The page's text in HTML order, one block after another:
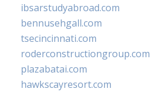
ibsarstudyabroad.com
bennusehgall.com
tsecincinnati.com
roderconstructiongroup.com
plazabatai.com
hawkscayresort.com